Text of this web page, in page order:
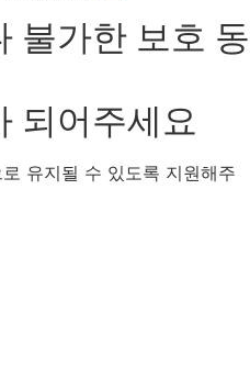
불가한 보호 동
되어주세요
유지될 수 있도록 지원해주